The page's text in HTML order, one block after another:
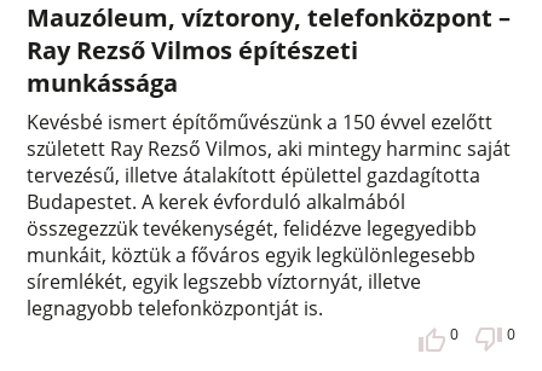
Mauzóleum, víztorony, telefonközpont –
Ray Rezső Vilmos építészeti
munkássága
Kevésbé ismert építőművészünk a 150 évvel ezelőtt
született Ray Rezső Vilmos, aki mintegy harminc saját
tervezésű, illetve átalakított épülettel gazdagította
Budapestet. A kerek évforduló alkalmából
összegezzük tevékenységét, felidézve legegyedibb
munkáit, köztük a főváros egyik legkülönlegesebb
síremlékét, egyik legszebb víztornyát, illetve
legnagyobb telefonközpontját is.
0 0